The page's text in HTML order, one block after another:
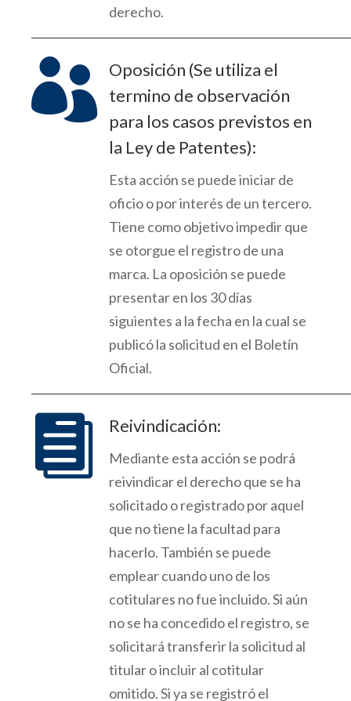
derecho.
 Oposición (Se utiliza el
termino de observación
para los casos previstos en
la Ley de Patentes):
Esta acción se puede iniciar de
oficio o por interés de un tercero.
Tiene como objetivo impedir que
se otorgue el registro de una
marca. La oposición se puede
presentar en los 30 días
siguientes a la fecha en la cual se
publicó la solicitud en el Boletín
Oficial.
 Reivindicación:
Mediante esta acción se podrá
reivindicar el derecho que se ha
solicitado o registrado por aquel
que no tiene la facultad para
hacerlo. También se puede
emplear cuando uno de los
cotitulares no fue incluido.Si aún
no se ha concedido el registro, se
solicitará transferir la solicitud al
titular o incluir al cotitular
omitido.Si ya se registróel